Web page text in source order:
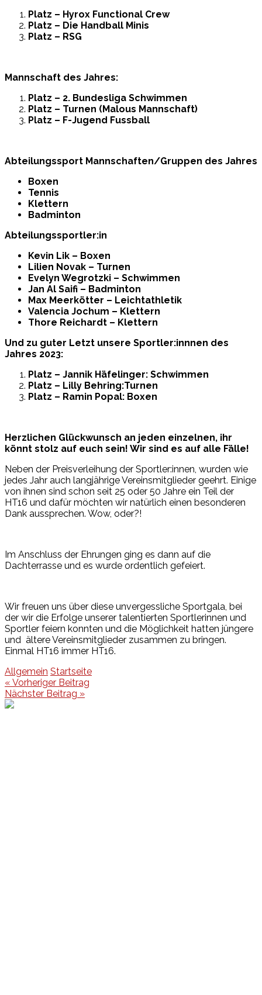
Platz – Hyrox Functional Crew
Platz – Die Handball Minis
Platz – RSG
Mannschaft des Jahres:
Platz – 2. Bundesliga Schwimmen
Platz – Turnen (Malous Mannschaft)
Platz – F-Jugend Fussball
Abteilungssport Mannschaften/Gruppen des Jahres
Boxen
Tennis
Klettern
Badminton
Abteilungssportler:in
Kevin Lik – Boxen
Lilien Novak – Turnen
Evelyn Wegrotzki – Schwimmen
Jan Al Saifi – Badminton
Max Meerkötter – Leichtathletik
Valencia Jochum – Klettern
Thore Reichardt – Klettern
Und zu guter Letzt unsere Sportler:innnen des
Jahres 2023:
Platz – Jannik Häfelinger: Schwimmen
Platz – Lilly Behring:Turnen
Platz – Ramin Popal: Boxen
Herzlichen Glückwunsch an jeden einzelnen, ihr
könnt stolz auf euch sein! Wir sind es auf alle Fälle!
Neben der Preisverleihung der Sportler:innen, wurden wie
jedes Jahr auch langjährige Vereinsmitglieder geehrt. Einige
von ihnen sind schon seit 25 oder 50 Jahre ein Teil der
HT16 und dafür möchten wir natürlich einen besonderen
Dank aussprechen. Wow, oder?!
Im Anschluss der Ehrungen ging es dann auf die
Dachterrasse und es wurde ordentlich gefeiert.
Wir freuen uns über diese unvergessliche Sportgala, bei
der wir die Erfolge unserer talentierten Sportlerinnen und
Sportler feiern konnten und die Möglichkeit hatten jüngere
und ältere Vereinsmitglieder zusammen zu bringen.
Einmal HT16 immer HT16.
Allgemein Startseite
Beitragsnavigation
« Vorheriger Beitrag
Nächster Beitrag »